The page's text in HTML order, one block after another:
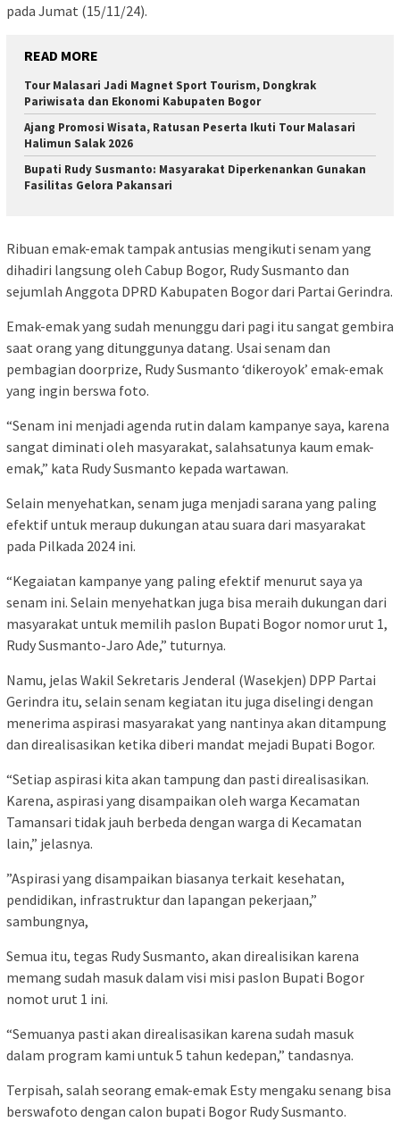
pada Jumat (15/11/24).
READ MORE
Tour Malasari Jadi Magnet Sport Tourism, Dongkrak
Pariwisata dan Ekonomi Kabupaten Bogor
Ajang Promosi Wisata, Ratusan Peserta Ikuti Tour Malasari
Halimun Salak 2026
Bupati Rudy Susmanto: Masyarakat Diperkenankan Gunakan
Fasilitas Gelora Pakansari
Ribuan emak-emak tampak antusias mengikuti senam yang
dihadiri langsung oleh Cabup Bogor, Rudy Susmanto dan
sejumlah Anggota DPRD Kabupaten Bogor dari Partai Gerindra.
Emak-emak yang sudah menunggu dari pagi itu sangat gembira
saat orang yang ditunggunya datang. Usai senam dan
pembagian doorprize, Rudy Susmanto ‘dikeroyok’ emak-emak
yang ingin berswa foto.
“Senam ini menjadi agenda rutin dalam kampanye saya, karena
sangat diminati oleh masyarakat, salahsatunya kaum emak-
emak,” kata Rudy Susmanto kepada wartawan.
Selain menyehatkan, senam juga menjadi sarana yang paling
efektif untuk meraup dukungan atau suara dari masyarakat
pada Pilkada 2024 ini.
“Kegaiatan kampanye yang paling efektif menurut saya ya
senam ini. Selain menyehatkan juga bisa meraih dukungan dari
masyarakat untuk memilih paslon Bupati Bogor nomor urut 1,
Rudy Susmanto-Jaro Ade,” tuturnya.
Namu, jelas Wakil Sekretaris Jenderal (Wasekjen) DPP Partai
Gerindra itu, selain senam kegiatan itu juga diselingi dengan
menerima aspirasi masyarakat yang nantinya akan ditampung
dan direalisasikan ketika diberi mandat mejadi Bupati Bogor.
“Setiap aspirasi kita akan tampung dan pasti direalisasikan.
Karena, aspirasi yang disampaikan oleh warga Kecamatan
Tamansari tidak jauh berbeda dengan warga di Kecamatan
lain,” jelasnya.
”Aspirasi yang disampaikan biasanya terkait kesehatan,
pendidikan, infrastruktur dan lapangan pekerjaan,”
sambungnya,
Semua itu, tegas Rudy Susmanto, akan direalisikan karena
memang sudah masuk dalam visi misi paslon Bupati Bogor
nomot urut 1 ini.
“Semuanya pasti akan direalisasikan karena sudah masuk
dalam program kami untuk 5 tahun kedepan,” tandasnya.
Terpisah, salah seorang emak-emak Esty mengaku senang bisa
berswafoto dengan calon bupati Bogor Rudy Susmanto.